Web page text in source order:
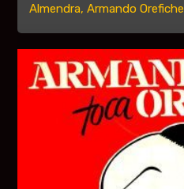
Almendra, Armando Orefiche